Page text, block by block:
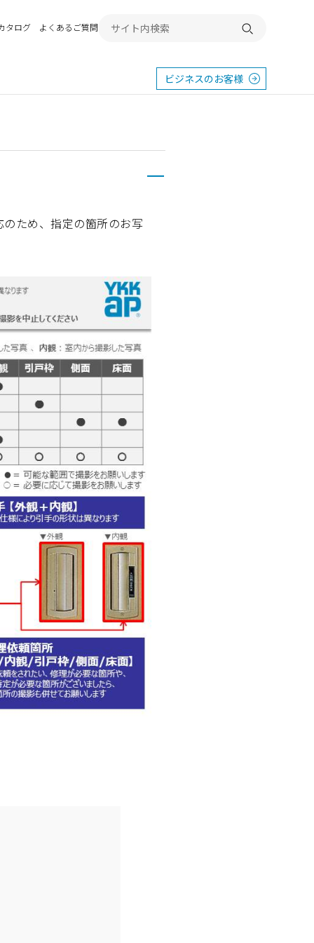
工例から探す
SR 箕面 SR
沖縄
SR 熊本 SR 鹿児島 PS 那覇
ショールームで体感
ビジネスのお客様
タログ よくあるご質問 検索する
ため、指定の箇所のお写